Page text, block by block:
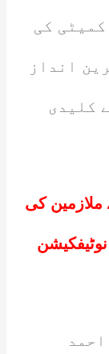
کمیٹی کی
انداز
کلیدی
1122 کے ملازمین کی